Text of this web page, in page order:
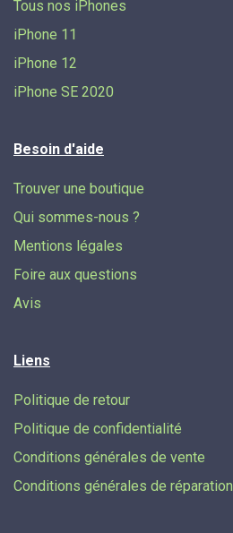
Tous nos iPhones
iPhone 11
iPhone 12
iPhone SE 2020
Besoin d'aide
Trouver une boutique
Qui sommes-nous ?
Mentions légales
Foire aux questions
Avis
Liens
Politique de retour
Politique de confidentialité
Conditions générales de vente
Conditions générales de réparation